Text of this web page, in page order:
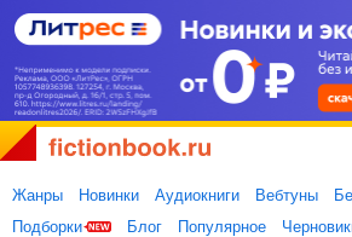
Жанры Новинки Аудиокниги Вебтуны
Подборки
Блог Популярное